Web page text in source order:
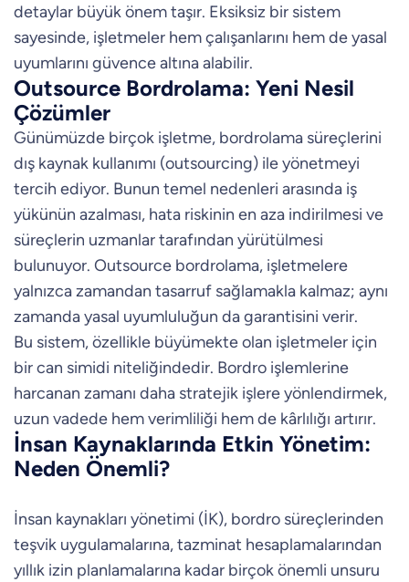
detaylar büyük önem taşır. Eksiksiz bir sistem
sayesinde, işletmeler hem çalışanlarını hem de yasal
uyumlarını güvence altına alabilir.
Outsource Bordrolama: Yeni Nesil
Çözümler
Günümüzde birçok işletme, bordrolama süreçlerini
dış kaynak kullanımı (outsourcing) ile yönetmeyi
tercih ediyor. Bunun temel nedenleri arasında iş
yükünün azalması, hata riskinin en aza indirilmesi ve
süreçlerin uzmanlar tarafından yürütülmesi
bulunuyor. Outsource bordrolama, işletmelere
yalnızca zamandan tasarruf sağlamakla kalmaz; aynı
zamanda yasal uyumluluğun da garantisini verir.
Bu sistem, özellikle büyümekte olan işletmeler için
bir can simidi niteliğindedir. Bordro işlemlerine
harcanan zamanı daha stratejik işlere yönlendirmek,
uzun vadede hem verimliliği hem de kârlılığı artırır.
İnsan Kaynaklarında Etkin Yönetim:
Neden Önemli?
İnsan kaynakları yönetimi (İK), bordro süreçlerinden
teşvik uygulamalarına, tazminat hesaplamalarından
yıllık izin planlamalarına kadar birçok önemli unsuru